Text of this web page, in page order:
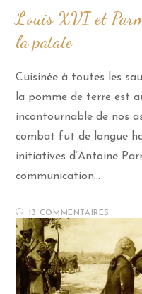
Louis XVI et
la patate
Cuisinée à toutes les
la pomme de terre est
incontournable de nos
combat fut de longue
initiatives d’Antoine
communication…
13 COMMENTAIRES